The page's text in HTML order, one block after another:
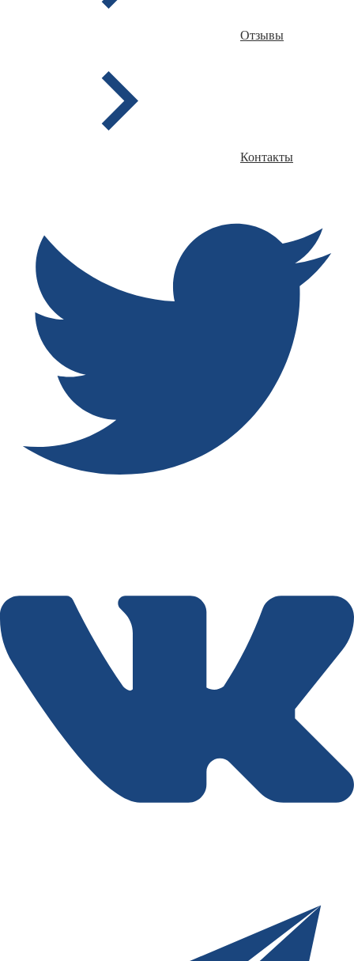
Отзывы
Контакты